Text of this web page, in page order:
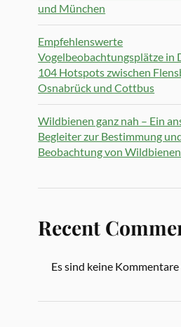
und München
Empfehlenswerte
Vogelbeobachtungsplätze in
104 Hotspots zwischen
Osnabrück und Cottbus
Wildbienen ganz nah – Ein
Begleiter zur Bestimmung
Beobachtung von Wildbienen
Recent
Es sind keine Kommentare